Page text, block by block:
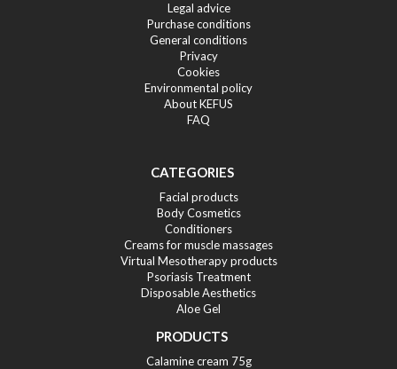
Legal advice
Purchase conditions
General conditions
Privacy
Cookies
Environmental policy
About KEFUS
FAQ
CATEGORIES
Facial products
Body Cosmetics
Conditioners
Creams for muscle massages
Virtual Mesotherapy products
Psoriasis Treatment
Disposable Aesthetics
Aloe Gel
PRODUCTS
Calamine cream 75g